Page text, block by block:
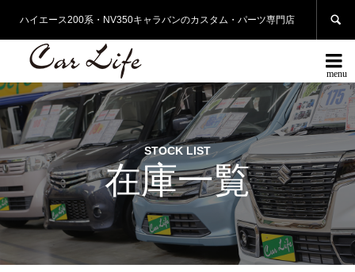
ハイエース200系・NV350キャラバンのカスタム・パーツ専門店 

在庫一覧
STOCK LIST